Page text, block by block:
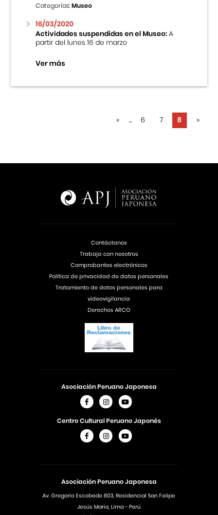
Categorías:Museo
16/03/2020
Actividades suspendidas en el Museo:A
partir del lunes 16 de marzo
Ver más
« ... 6 7 8 »
Asociación Peruano Japonesa
Av. Gregorio Escobedo 803, Residencial San Felipe
Jesús Maria, Lima - Perú
Asociación Peruano Japonesa
Centro Cultural Peruano Japonés
Contáctanos
Trabaja con nosotros
Comprobantes electrónicos
Política de privacidad de datos personales
Tratamiento de datos personales para
videovigilancia
Derechos ARCO